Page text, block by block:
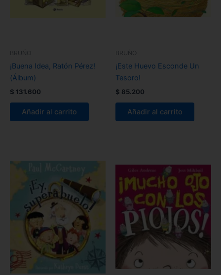
BRUÑO
¡Buena Idea, Ratón Pérez!
(Álbum)
$ 131.600
Añadir al carrito
BRUÑO
¡Este Huevo Esconde Un
Tesoro!
$ 85.200
Añadir al carrito